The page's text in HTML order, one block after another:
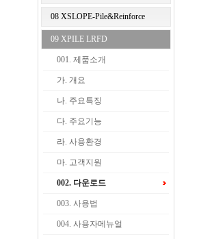
08 XSLOPE-Pile&Reinforce
09 XPILE LRFD
001. 제품소개
가. 개요
나. 주요특징
다. 주요기능
라. 사용환경
마. 고객지원
002. 다운로드
003. 사용법
004. 사용자메뉴얼